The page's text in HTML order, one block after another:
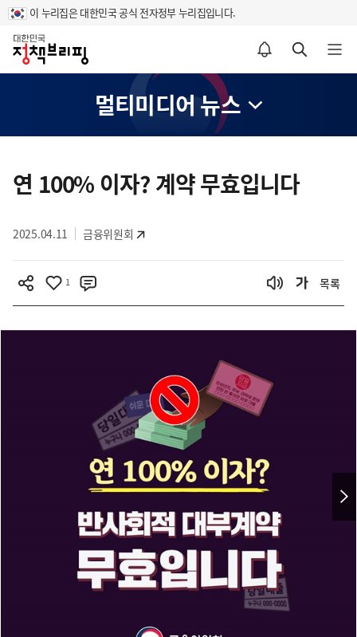
이 누리집은 대한민국 공식 전자정부 누리집입니다.
홈
알림설정 바로가기 검색 바로가기 메뉴 열기
멀티미디어 뉴스
텐
역
연 100% 이자? 계약 무효입니다
2025.04.11 금융위원회
1 목록